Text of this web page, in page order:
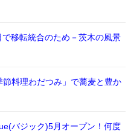
移転統合のため－茨木の風景
料理わだつみ」で蕎麦と豊か
バジック)5月オープン！何度